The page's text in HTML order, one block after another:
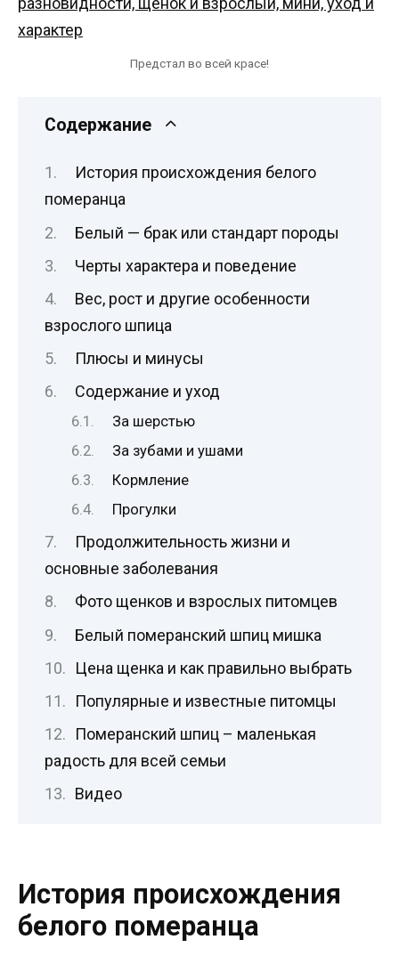
Предстал во всей красе!
Содержание
История происхождения белого
померанца
Белый — брак или стандарт породы
Черты характера и поведение
Вес, рост и другие особенности
взрослого шпица
Плюсы и минусы
Содержание и уход
За шерстью
За зубами и ушами
Кормление
Прогулки
Продолжительность жизни и
основные заболевания
Фото щенков и взрослых питомцев
Белый померанский шпиц мишка
Цена щенка и как правильно выбрать
Популярные и известные питомцы
Померанский шпиц – маленькая
радость для всей семьи
Видео
История происхождения
белого померанца